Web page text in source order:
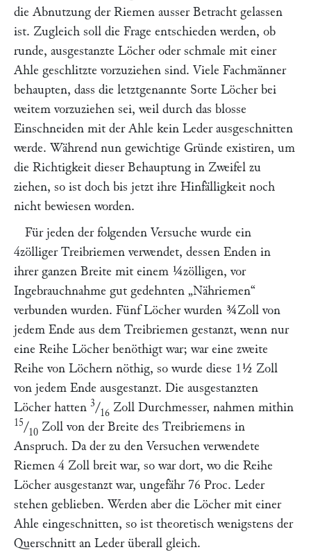
die Abnutzung der Riemen ausser Betracht gelassen
ist. Zugleich soll die Frage entschieden werden, ob
runde, ausgestanzte Löcher oder schmale mit einer
Ahle geschlitzte vorzuziehen sind. Viele Fachmänner
behaupten, dass die letztgenannte Sorte Löcher bei
weitem vorzuziehen sei, weil durch das blosse
Einschneiden mit der Ahle kein Leder ausgeschnitten
werde. Während nun gewichtige Gründe existiren, um
die Richtigkeit dieser Behauptung in Zweifel zu
ziehen, so ist doch bis jetzt ihre Hinfälligkeit noch
nicht bewiesen worden.
Für jeden der folgenden Versuche wurde ein
4zölliger Treibriemen verwendet, dessen Enden in
ihrer ganzen Breite mit einem ¼zölligen, vor
Ingebrauchnahme gut gedehnten „Nähriemen“
verbunden wurden. Fünf Löcher wurden ¾Zoll von
jedem Ende aus dem Treibriemen gestanzt, wenn nur
eine Reihe Löcher benöthigt war; war eine zweite
Reihe von Löchern nöthig, so wurde diese 1½ Zoll
von jedem Ende ausgestanzt. Die ausgestanzten
Löcher hatten 3/16 Zoll Durchmesser, nahmen mithin
15/10 Zoll von der Breite des Treibriemens in
Anspruch. Da der zu den Versuchen verwendete
Riemen 4 Zoll breit war, so war dort, wo die Reihe
Löcher ausgestanzt war, ungefähr 76 Proc. Leder
stehen geblieben. Werden aber die Löcher mit einer
Ahle eingeschnitten, so ist theoretisch wenigstens der
Querschnitt an Leder überall gleich.